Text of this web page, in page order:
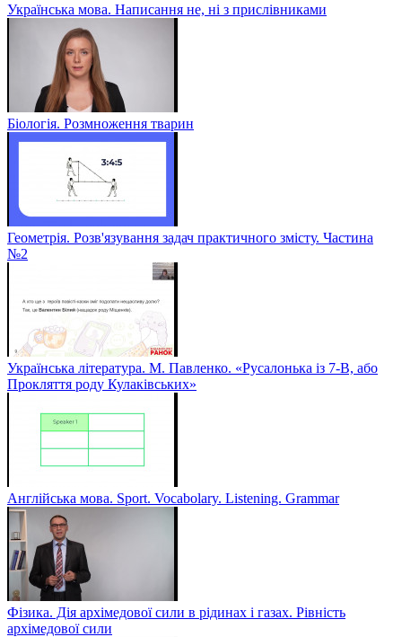
Українська мова. Написання не, ні з прислівниками
Біологія. Розмноження тварин
Геометрія. Розв'язування задач практичного змісту. Частина
№2
Українська література. М. Павленко. «Русалонька із 7-В, або
Прокляття роду Кулаківських»
Англійська мова. Sport. Vocabolary. Listening. Grammar
Фізика. Дія архімедової сили в рідинах і газах. Рівність
архімедової сили